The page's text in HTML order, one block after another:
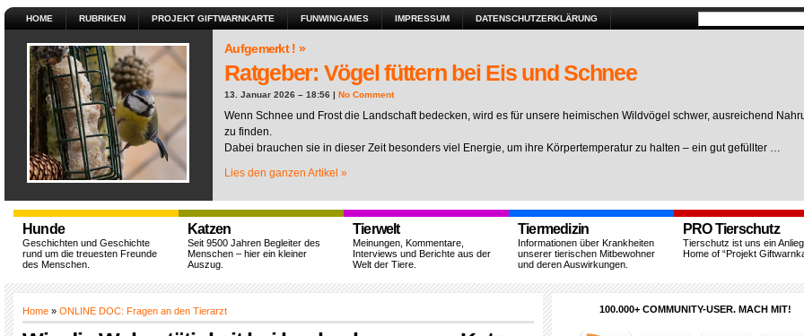
HOME RUBRIKEN PROJEKT GIFTWARNKARTE FUNWINGAMES IMPRESSUM DATENSCHUTZERKLÄRUNG
Aufgemerkt ! »
Ratgeber: Vögel füttern bei Eis und Schnee
13. Januar 2026 – 18:56 | No Comment
Wenn Schnee und Frost die Landschaft bedecken, wird es für unsere heimischen Wildvögel schwer, ausreichend
zu finden.
Dabei brauchen sie in dieser Zeit besonders viel Energie, um ihre Körpertemperatur zu halten – ein gut gefüllter …
Lies den ganzen Artikel »
Hunde
Geschichten und Geschichte
rund um die treuesten Freunde
des Menschen.
Katzen
Seit 9500 Jahren Begleiter des
Menschen – hier ein kleiner
Auszug.
Tierwelt
Meinungen, Kommentare,
Interviews und Berichte aus der
Welt der Tiere.
Tiermedizin
Informationen über Krankheiten
unserer tierischen Mitbewohner
und deren Auswirkungen.
PRO Tierschutz
Tierschutz ist uns ein
Home of “Projekt
Home » ONLINE DOC: Fragen an den Tierarzt 100.000+ COMMUNITY-USER. MACH MIT!